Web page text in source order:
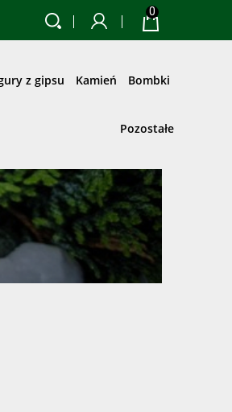
0
z gipsu Kamień Bombki
Pozostałe